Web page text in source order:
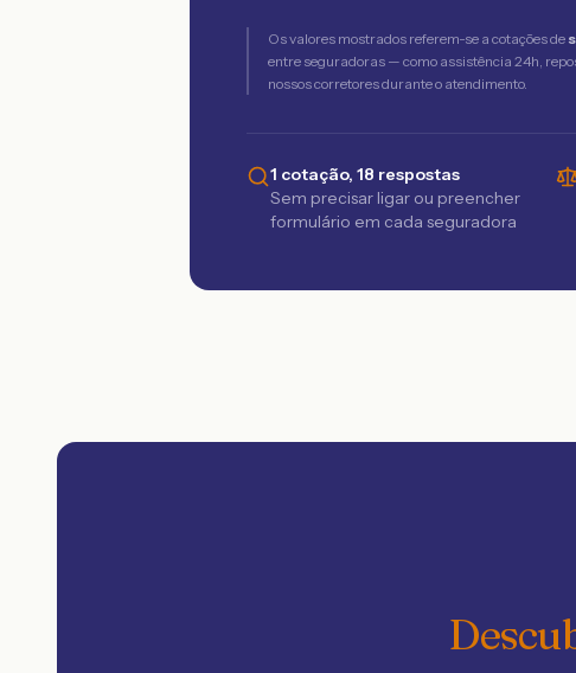
Os valores mostrados referem-se a cotações de
entre seguradoras — como assistência 24h,
nossos corretores durante o atendimento.
1 cotação, 18 respostas
Sem precisar ligar ou preencher
formulário em cada seguradora